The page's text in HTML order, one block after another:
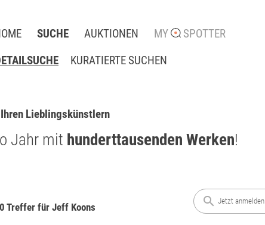
SUCHE
KURATIERTE SUCHEN
AUKTIONEN MY SPOTTER
Lieblingskünstlern
Jahr mit hunderttausenden Werken!
0 Treffer für Jeff Koons search Jetzt anmelden